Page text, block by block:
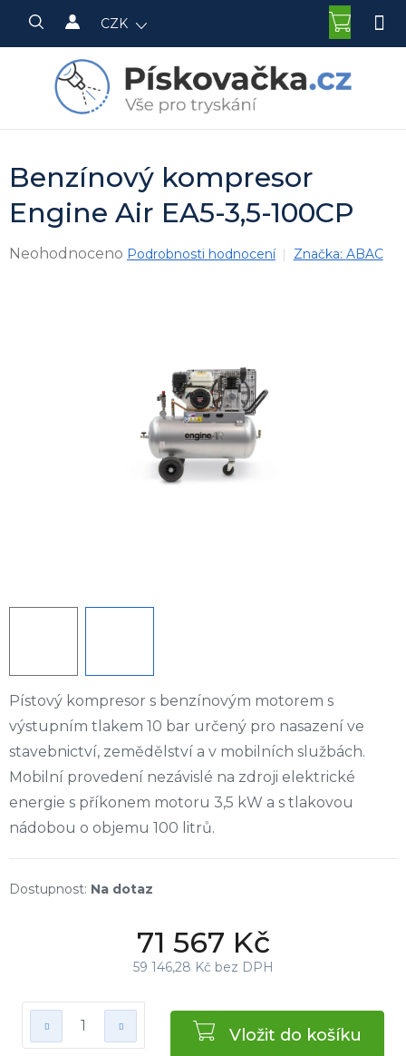
obsah
CZK
KOŠÍK
Benzínový kompresor
Engine Air EA5-3,5-100CP
Průměrné
Neohodnoceno Podrobnosti hodnocení Značka: ABAC
Pístový kompresor s benzínovým motorem s
výstupním tlakem 10 bar určený pro nasazení ve
stavebnictví, zemědělství a v mobilních službách.
Mobilní provedení nezávislé na zdroji elektrické
energie s příkonem motoru 3,5 kW a s tlakovou
nádobou o objemu 100 litrů.
Na dotaz
71 567 Kč
59 146,28 Kč bez DPH
Vložit do košíku